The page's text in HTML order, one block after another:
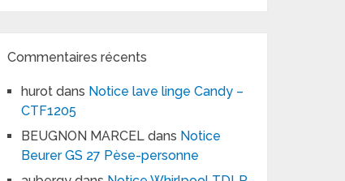
Commentaires récents
hurot dans Notice lave linge Candy –
CTF1205
BEUGNON MARCEL dans Notice
Beurer GS 27 Pèse-personne